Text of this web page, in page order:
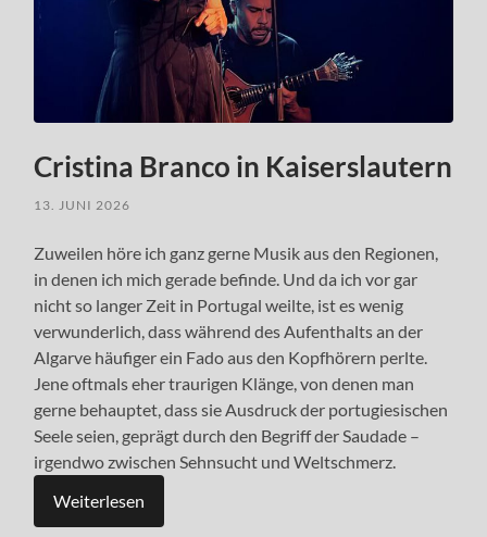
Cristina Branco in Kaiserslautern
13. JUNI 2026
Zuweilen höre ich ganz gerne Musik aus den Regionen,
in denen ich mich gerade befinde. Und da ich vor gar
nicht so langer Zeit in Portugal weilte, ist es wenig
verwunderlich, dass während des Aufenthalts an der
Algarve häufiger ein Fado aus den Kopfhörern perlte.
Jene oftmals eher traurigen Klänge, von denen man
gerne behauptet, dass sie Ausdruck der portugiesischen
Seele seien, geprägt durch den Begriff der Saudade –
irgendwo zwischen Sehnsucht und Weltschmerz.
Weiterlesen